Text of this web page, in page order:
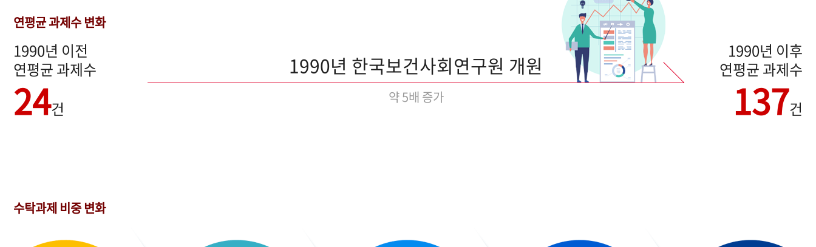
연평균 과제수 변화
1990년 이전
연평균 과제수
24건
1990년 한국보건사회연구원 개원
약 5배 증가
1990년 이후
연평균 과제수
137건
수탁과제 비중 변화